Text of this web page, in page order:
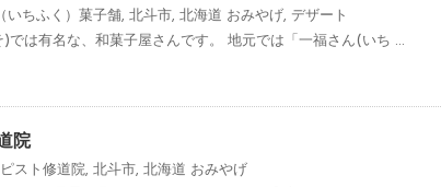
いちふく）菓子舗, 北斗市 , 北海道 おみやげ, デザート
では有名な、和菓子屋さんです。 地元では「一福さん(いち ...
院
ピスト修道院, 北斗市 , 北海道 おみやげ